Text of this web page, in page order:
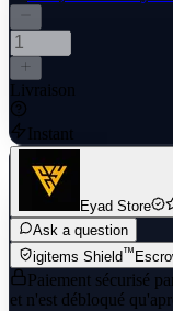
Livraison
Instant
Eyad Store
Ask a question
igitems Shield™
Paiement sécurisé
et n'est débloqué